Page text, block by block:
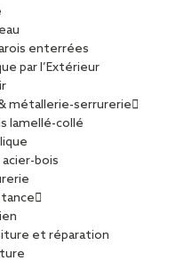
enterrées
par l’Extérieur
métallerie-serrurerie
lamellé-collé
bois
et réparation
de produits industriels en
au feu, l’amiante est
dangereux pour la santé.
à des fibres d’amiante